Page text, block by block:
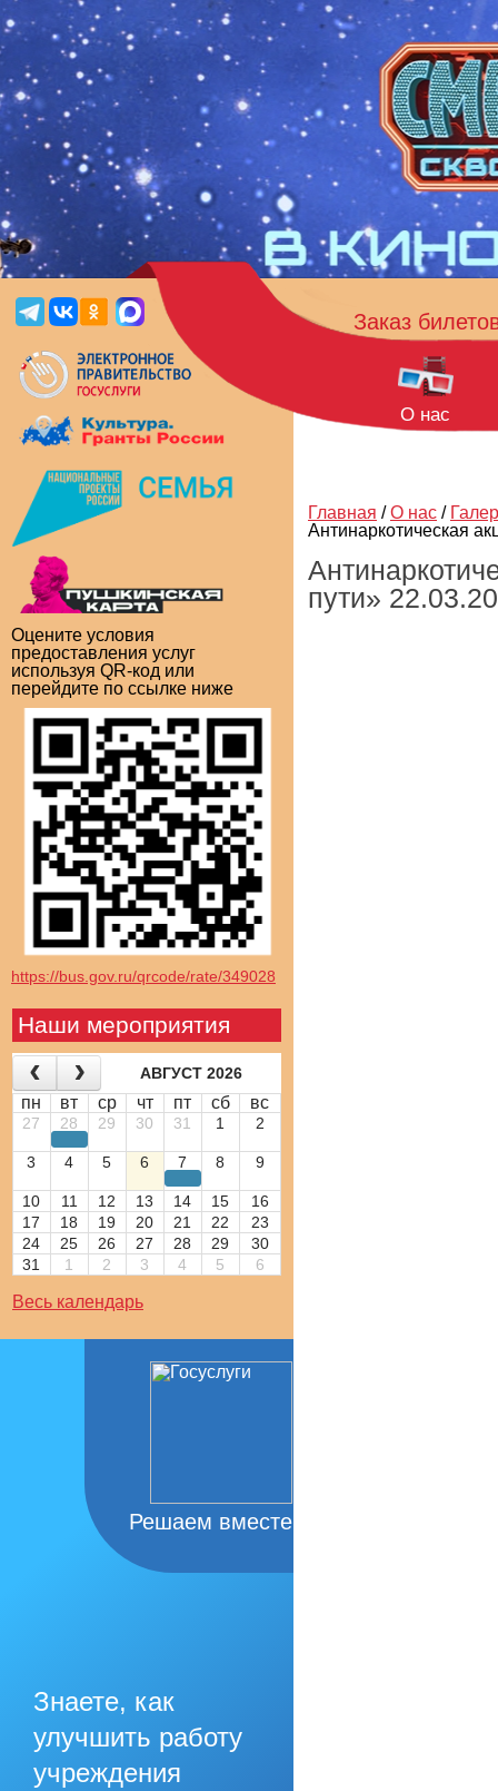
Оцените условия
предоставления услуг
используя QR-код или
перейдите по ссылке ниже
https://bus.gov.ru/qrcode/rate/349028
Наши мероприятия
АВГУСТ 2026
пн вт ср чт пт сб вс
27 28 29 30 31 1 2
3 4 5 6 7 8 9
10 11 12 13 14 15
16
17
18 19 20 21 22
23
24
25 26 27 28 29
30
31
1 2 3 4 5 6
Весь календарь
Решаем вместе
Знаете, как
улучшить работу
учреждения
Заказ
О нас
Главная / О нас /
Антинаркотическая
пути»